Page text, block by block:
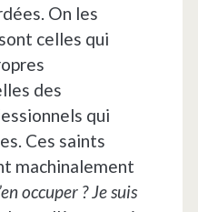
On les
celles qui
des
qui
Ces saints
machinalement
occuper ? Je suis